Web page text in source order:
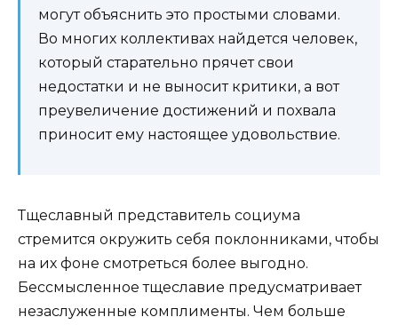
могут объяснить это простыми словами.
Во многих коллективах найдется человек,
который старательно прячет свои
недостатки и не выносит критики, а вот
преувеличение достижений и похвала
приносит ему настоящее удовольствие.
Тщеславный представитель социума
стремится окружить себя поклонниками, чтобы
на их фоне смотреться более выгодно.
Бессмысленное тщеславие предусматривает
незаслуженные комплименты. Чем больше